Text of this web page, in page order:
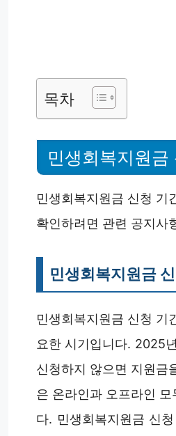
목차
민생회복지원금
민생회복지원금 신청 기
확인하려면 관련 공지사
민생회복지원금
민생회복지원금 신청 기
요한 시기입니다. 2025
신청하지 않으면 지원금
은 온라인과 오프라인
다. 민생회복지원금 신